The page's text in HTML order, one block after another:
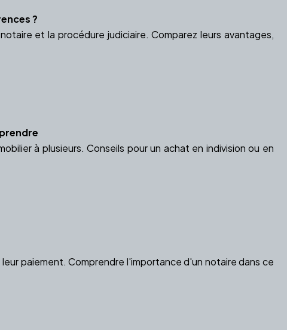
?
et la procédure judiciaire. Comparez leurs avantages,
à plusieurs. Conseils pour un achat en indivision ou en
paiement. Comprendre l'importance d'un notaire dans ce